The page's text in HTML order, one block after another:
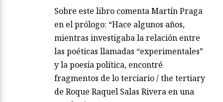
Loco…». Así descrito, Aguirre se parece,
calcado, a los militares de la…
Leer más
Zenda recomienda: Lo terciario,
de Roque Raquel Salas Rivera